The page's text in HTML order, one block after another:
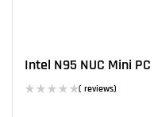
Intel N95 NUC Mini PC
( reviews)